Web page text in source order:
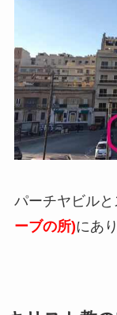
パーチヤビル
ーブの所)にあ